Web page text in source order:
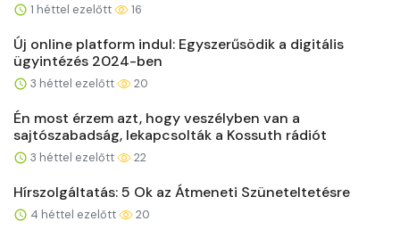
1 héttel ezelőtt 16
Új online platform indul: Egyszerűsödik a digitális
ügyintézés 2024-ben
3 héttel ezelőtt 20
Én most érzem azt, hogy veszélyben van a
sajtószabadság, lekapcsolták a Kossuth rádiót
3 héttel ezelőtt 22
Hírszolgáltatás: 5 Ok az Átmeneti Szüneteltetésre
4 héttel ezelőtt 20